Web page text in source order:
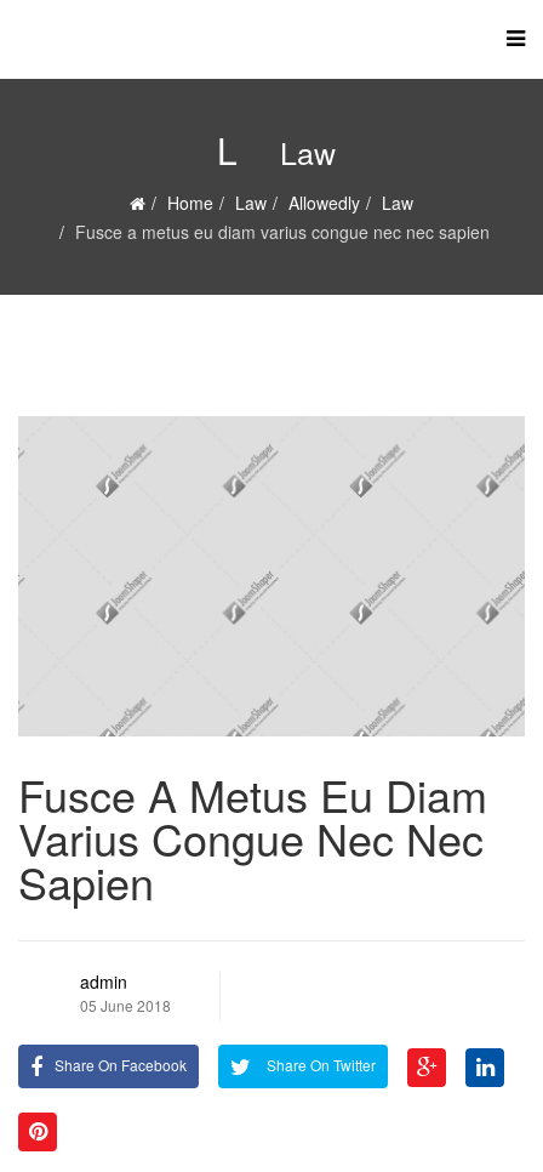
L Law
Home Law Allowedly
Law
Fusce a metus eu diam varius congue nec nec sapien
Fusce A Metus Eu Diam
Varius Congue Nec Nec
Sapien
admin
05 June 2018
Share On Facebook Share On Twitter